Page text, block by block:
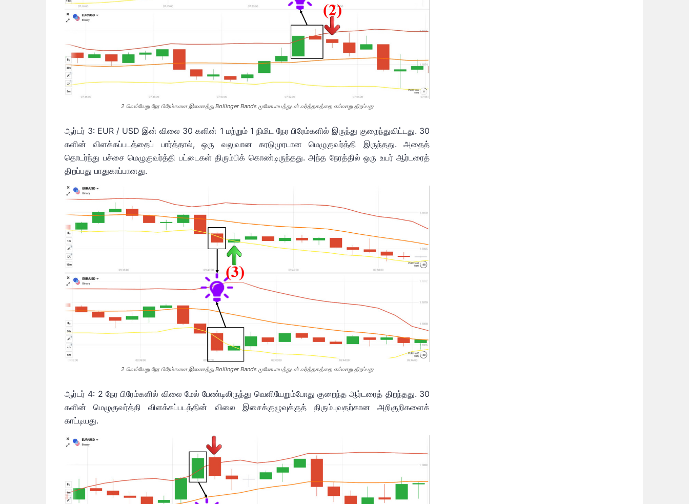
2 வெவ்வேறு நேர பிரேம்களை இணைத்து Bollinger Bands மூலோபாயத்துடன் வர்த்தகத்தை எவ்வாறு திறப்பது
ஆர்டர் 3: EUR / USD இன் விலை 30 களின் 1 மற்றும் 1 நிமிட நேர பிரேம்களில் இருந்து குறைந்துவிட்டது. 30
களின் விளக்கப்படத்தைப் பார்த்தால், ஒரு வலுவான கரடுமுரடான மெழுகுவர்த்தி இருந்தது. அதைத்
தொடர்ந்து பச்சை மெழுகுவர்த்தி பட்டைகள் திரும்பிக் கொண்டிருந்தது. அந்த நேரத்தில் ஒரு உயர் ஆர்டரைத்
திறப்பது பாதுகாப்பானது.
2 வெவ்வேறு நேர பிரேம்களை இணைத்து Bollinger Bands மூலோபாயத்துடன் வர்த்தகத்தை எவ்வாறு திறப்பது
ஆர்டர் 4: 2 நேர பிரேம்களில் விலை மேல் பேண்டிலிருந்து வெளியேறும்போது குறைந்த ஆர்டரைத் திறந்தது. 30
களின் மெழுகுவர்த்தி விளக்கப்படத்தின் விலை இசைக்குழுவுக்குத் திரும்புவதற்கான அறிகுறிகளைக்
காட்டியது.